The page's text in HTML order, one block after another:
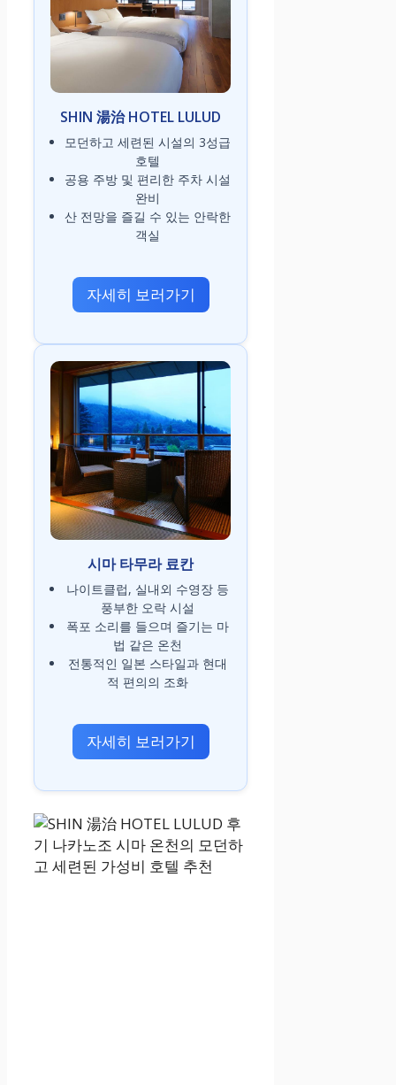
SHIN 湯治 HOTEL LULUD
모던하고 세련된 시설의 3성급
호텔
공용 주방 및 편리한 주차 시설
완비
산 전망을 즐길 수 있는 안락한
객실
자세히 보러가기
시마 타무라 료칸
나이트클럽, 실내외 수영장 등
풍부한 오락 시설
폭포 소리를 들으며 즐기는 마
법 같은 온천
전통적인 일본 스타일과 현대
적 편의의 조화
자세히 보러가기